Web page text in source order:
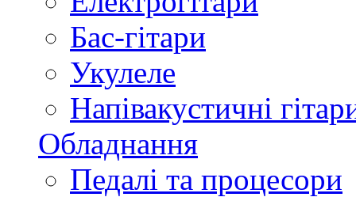
Бас-гітари
Укулеле
Напівакустичні
Обладнання
Педалі та процесори